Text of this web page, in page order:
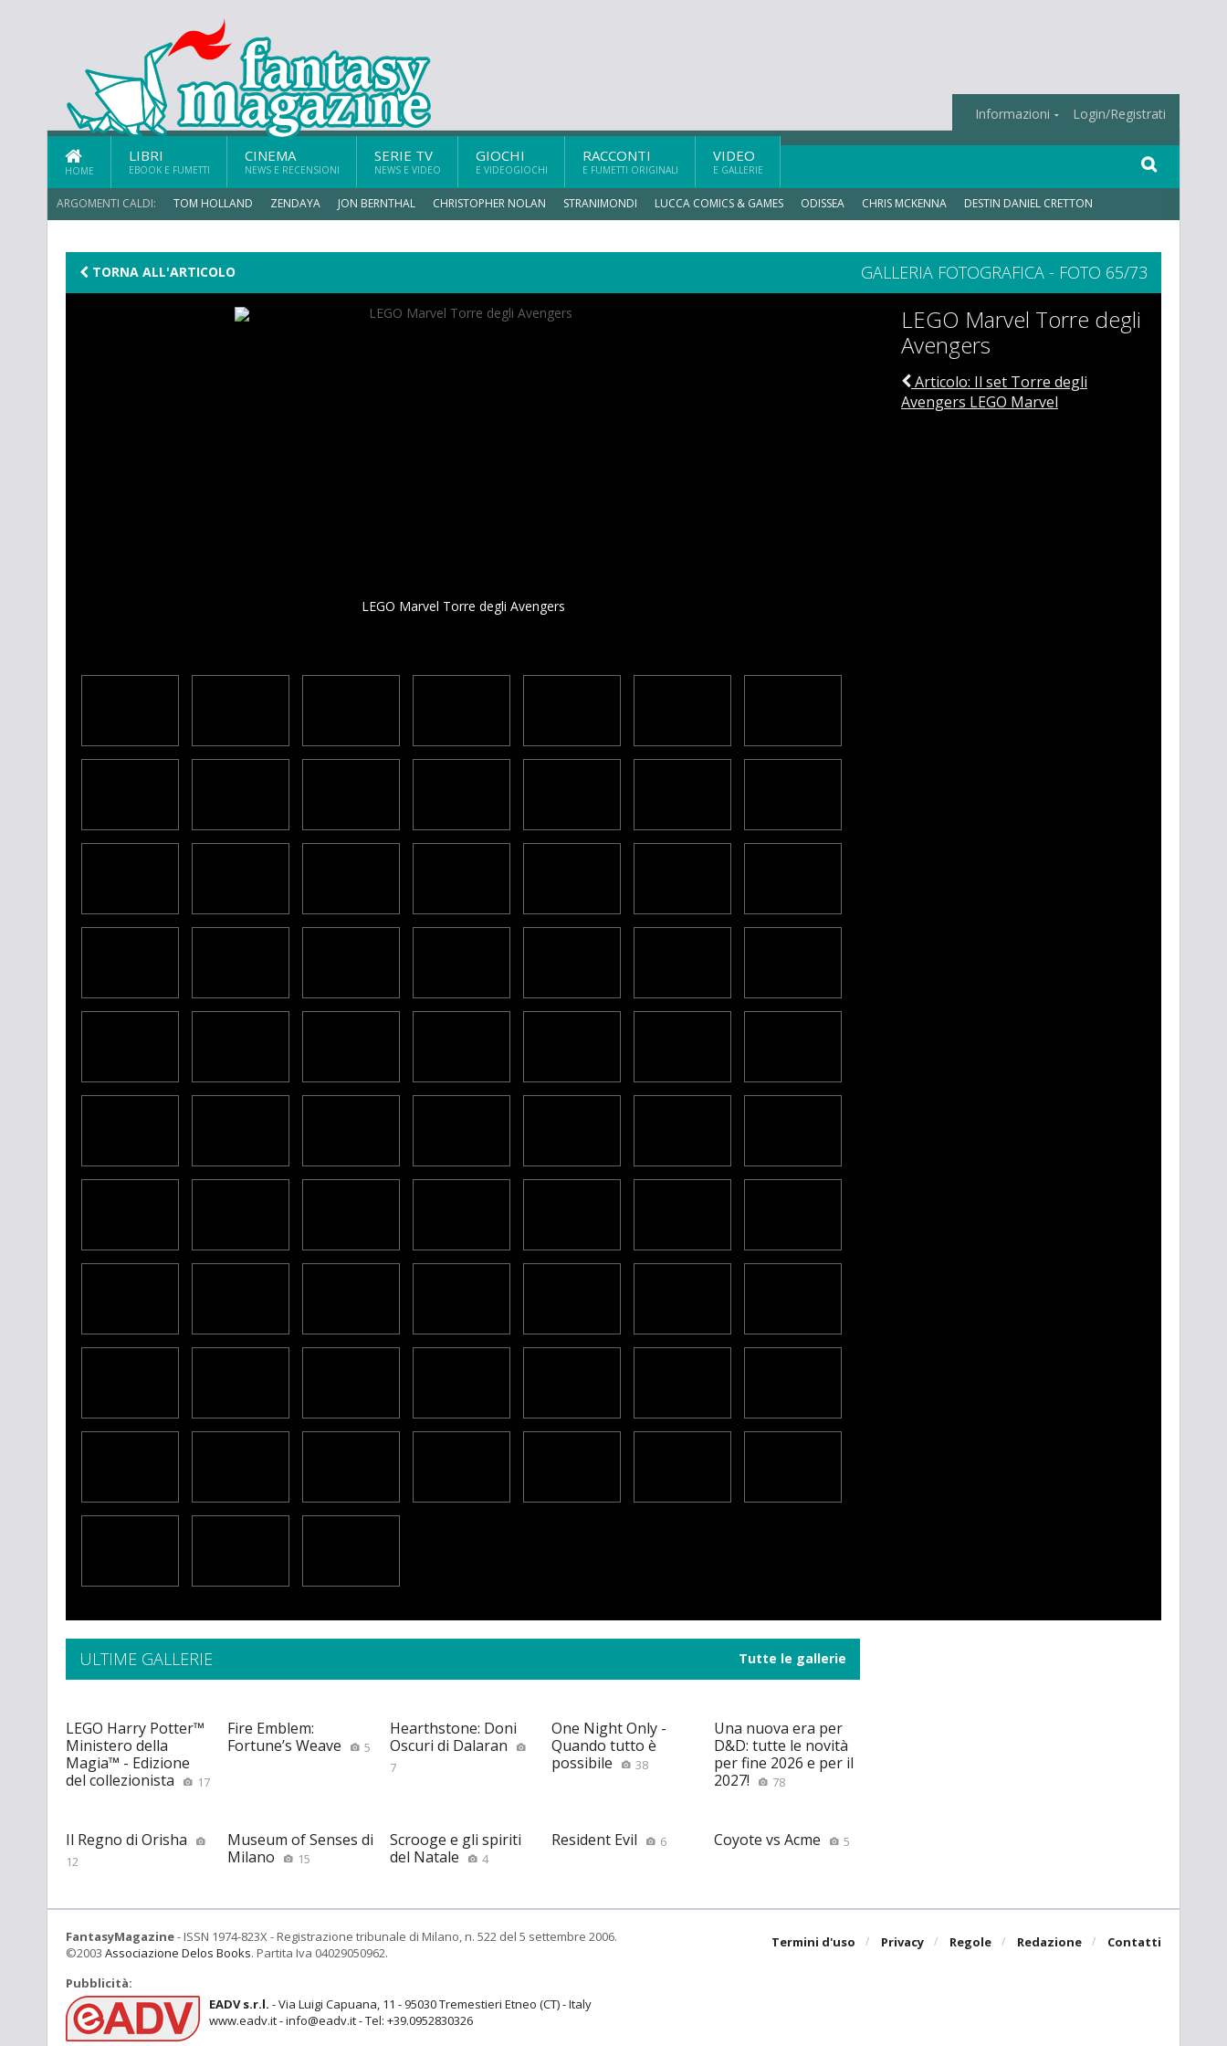
Informazioni Login/Registrati
HOME
LIBRI
EBOOK E FUMETTI
CINEMA
NEWS E RECENSIONI
SERIE TV
NEWS E VIDEO
GIOCHI
E VIDEOGIOCHI
RACCONTI
E FUMETTI ORIGINALI
VIDEO
E GALLERIE
ARGOMENTI CALDI: TOM HOLLAND ZENDAYA JON BERNTHAL CHRISTOPHER NOLAN STRANIMONDI LUCCA COMICS & GAMES ODISSEA CHRIS MCKENNA DESTIN DANIEL CRETTON
GALLERIA FOTOGRAFICA - FOTO 65/73
TORNA ALL'ARTICOLO
LEGO Marvel Torre degli Avengers
LEGO Marvel Torre degli
Avengers
Articolo: Il set Torre degli
Avengers LEGO Marvel
ULTIME GALLERIE Tutte le gallerie
LEGO Harry Potter™
Ministero della
Magia™ - Edizione
del collezionista
17
Fire Emblem:
Fortune’s Weave
5
Hearthstone: Doni
Oscuri di Dalaran
7
One Night Only -
Quando tutto è
possibile
38
Una nuova era per
D&D: tutte le novità
per fine 2026 e per il
2027!
78
Il Regno di Orisha
12
Museum of Senses di
Milano
15
Scrooge e gli spiriti
del Natale
4
Resident Evil 6 Coyote vs Acme 5
Termini d'uso Privacy Regole Redazione Contatti
FantasyMagazine- ISSN 1974-823X - Registrazione tribunale di Milano, n. 522 del 5 settembre 2006.
©2003 Associazione Delos Books. Partita Iva 04029050962.
Pubblicità:
EADV s.r.l. - Via Luigi Capuana, 11 - 95030 Tremestieri Etneo (CT) - Italy
www.eadv.it - info@eadv.it - Tel: +39.0952830326